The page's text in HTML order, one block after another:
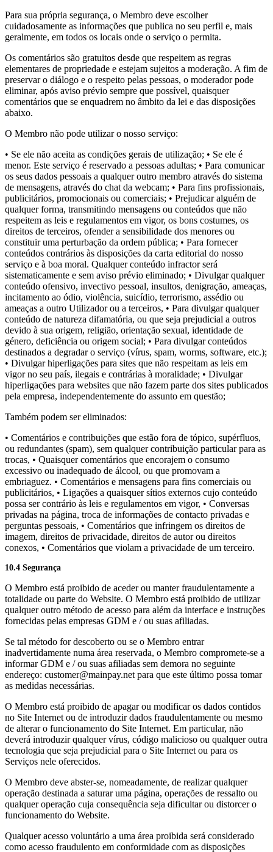
Para sua própria segurança, o Membro deve escolher
cuidadosamente as informações que publica no seu perfil e, mais
geralmente, em todos os locais onde o serviço o permita.
Os comentários são gratuitos desde que respeitem as regras
elementares de propriedade e estejam sujeitos a moderação. A fim de
preservar o diálogo e o respeito pelas pessoas, o moderador pode
eliminar, após aviso prévio sempre que possível, quaisquer
comentários que se enquadrem no âmbito da lei e das disposições
abaixo.
O Membro não pode utilizar o nosso serviço:
• Se ele não aceita as condições gerais de utilização; • Se ele é
menor. Este serviço é reservado a pessoas adultas; • Para comunicar
os seus dados pessoais a qualquer outro membro através do sistema
de mensagens, através do chat da webcam; • Para fins profissionais,
publicitários, promocionais ou comerciais; • Prejudicar alguém de
qualquer forma, transmitindo mensagens ou conteúdos que não
respeitem as leis e regulamentos em vigor, os bons costumes, os
direitos de terceiros, ofender a sensibilidade dos menores ou
constituir uma perturbação da ordem pública; • Para fornecer
conteúdos contrários às disposições da carta editorial do nosso
serviço e à boa moral. Qualquer conteúdo infractor será
sistematicamente e sem aviso prévio eliminado; • Divulgar qualquer
conteúdo ofensivo, invectivo pessoal, insultos, denigração, ameaças,
incitamento ao ódio, violência, suicídio, terrorismo, assédio ou
ameaças a outro Utilizador ou a terceiros, • Para divulgar qualquer
conteúdo de natureza difamatória, ou que seja prejudicial a outros
devido à sua origem, religião, orientação sexual, identidade de
género, deficiência ou origem social; • Para divulgar conteúdos
destinados a degradar o serviço (vírus, spam, worms, software, etc.);
• Divulgar hiperligações para sites que não respeitam as leis em
vigor no seu país, ilegais e contrárias à moralidade; • Divulgar
hiperligações para websites que não fazem parte dos sites publicados
pela empresa, independentemente do assunto em questão;
Também podem ser eliminados:
• Comentários e contribuições que estão fora de tópico, supérfluos,
ou redundantes (spam), sem qualquer contribuição particular para as
trocas, • Quaisquer comentários que encorajem o consumo
excessivo ou inadequado de álcool, ou que promovam a
embriaguez. • Comentários e mensagens para fins comerciais ou
publicitários, • Ligações a quaisquer sítios externos cujo conteúdo
possa ser contrário às leis e regulamentos em vigor, • Conversas
privadas na página, troca de informações de contacto privadas e
perguntas pessoais, • Comentários que infringem os direitos de
imagem, direitos de privacidade, direitos de autor ou direitos
conexos, • Comentários que violam a privacidade de um terceiro.
10.4 Segurança
O Membro está proibido de aceder ou manter fraudulentamente a
totalidade ou parte do Website. O Membro está proibido de utilizar
qualquer outro método de acesso para além da interface e instruções
fornecidas pelas empresas GDM e / ou suas afiliadas.
Se tal método for descoberto ou se o Membro entrar
inadvertidamente numa área reservada, o Membro compromete-se a
informar GDM e / ou suas afiliadas sem demora no seguinte
endereço: customer@mainpay.net para que este último possa tomar
as medidas necessárias.
O Membro está proibido de apagar ou modificar os dados contidos
no Site Internet ou de introduzir dados fraudulentamente ou mesmo
de alterar o funcionamento do Site Internet. Em particular, não
deverá introduzir qualquer vírus, código malicioso ou qualquer outra
tecnologia que seja prejudicial para o Site Internet ou para os
Serviços nele oferecidos.
O Membro deve abster-se, nomeadamente, de realizar qualquer
operação destinada a saturar uma página, operações de ressalto ou
qualquer operação cuja consequência seja dificultar ou distorcer o
funcionamento do Website.
Qualquer acesso voluntário a uma área proibida será considerado
como acesso fraudulento em conformidade com as disposições